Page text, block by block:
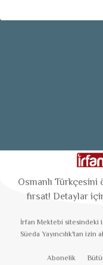
Osmanlı
fırsat! Detaylar
İrfan Mektebi sitesindeki
Süeda Yayıncılık'tan izin
Abonelik